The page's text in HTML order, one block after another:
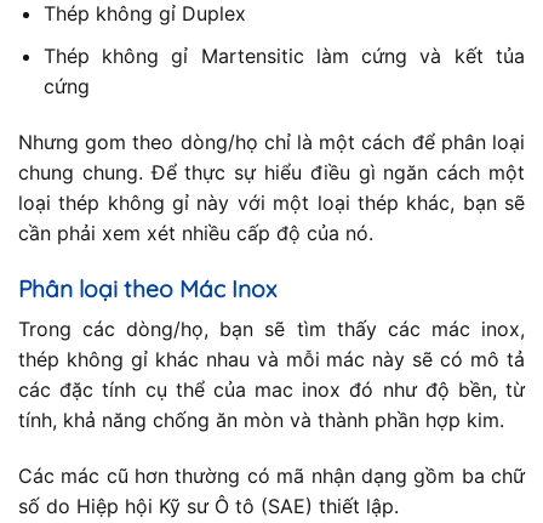
Thép không gỉ Duplex
Thép không gỉ Martensitic làm cứng và kết tủa
cứng
Nhưng gom theo dòng/họ chỉ là một cách để phân loại
chung chung. Để thực sự hiểu điều gì ngăn cách một
loại thép không gỉ này với một loại thép khác, bạn sẽ
cần phải xem xét nhiều cấp độ của nó.
Phân loại theo Mác Inox
Trong các dòng/họ, bạn sẽ tìm thấy các mác inox,
thép không gỉ khác nhau và mỗi mác này sẽ có mô tả
các đặc tính cụ thể của mac inox đó như độ bền, từ
tính, khả năng chống ăn mòn và thành phần hợp kim.
Các mác cũ hơn thường có mã nhận dạng gồm ba chữ
số do Hiệp hội Kỹ sư Ô tô (SAE) thiết lập.